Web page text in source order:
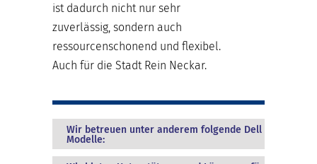
ist dadurch nicht nur sehr
zuverlässig, sondern auch
ressourcenschonend und flexibel.
Auch für die Stadt Rein Neckar.
Wir betreuen unter anderem folgende Dell
Modelle: